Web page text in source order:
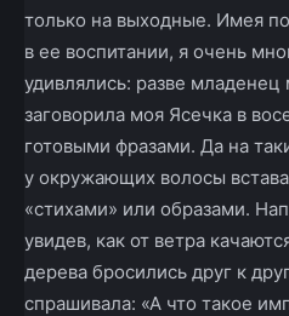
только на выходные. Имея
в ее воспитании, я очень
удивлялись: разве
заговорила моя Ясечка в
готовыми фразами. Да на
у окружающих волосы
«стихами» или образами.
увидев, как от ветра
дерева бросились друг к
спрашивала: «А что такое